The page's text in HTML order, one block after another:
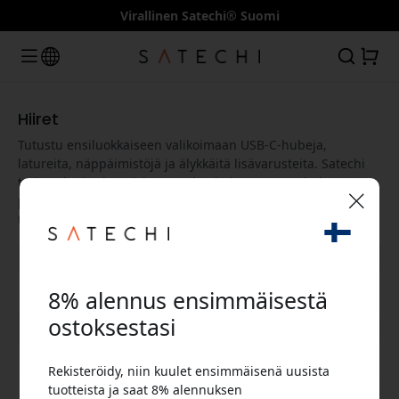
Virallinen Satechi® Suomi
Hiiret
Tutustu ensiluokkaiseen valikoimaan USB-C-hubeja,
latureita, näppäimistöjä ja älykkäitä lisävarusteita. Satechi
tarjoaa korkealaatuisia tuotteita, jotka on suunniteltu
parantamaan digitaalista kokemustasi ja lisäämään
tuottavuutta kotona ja töissä.
Näytä kaikki kategoriat
8% alennus ensimmäisestä
ostoksestasi
Rekisteröidy, niin kuulet ensimmäisenä uusista
tuotteista ja saat 8% alennuksen
🎉 Alennuskoodisi:
Käytä tätä koodia kassalla saadaksesi 8%